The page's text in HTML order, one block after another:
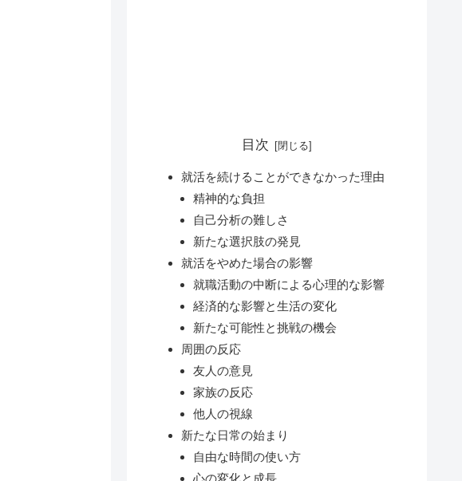
目次
就活を続けることができなかった理由
精神的な負担
自己分析の難しさ
新たな選択肢の発見
就活をやめた場合の影響
就職活動の中断による心理的な影響
経済的な影響と生活の変化
新たな可能性と挑戦の機会
周囲の反応
友人の意見
家族の反応
他人の視線
新たな日常の始まり
自由な時間の使い方
心の変化と成長